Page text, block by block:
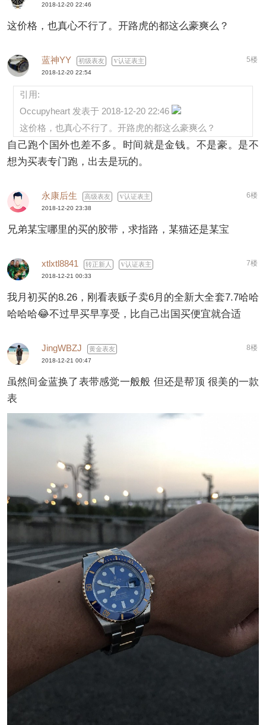
2018-12-20 22:46
这价格，也真心不行了。开路虎的都这么豪爽么？
蓝神YY 初级表友 认证表主 5楼
2018-12-20 22:54
引用:
Occupyheart 发表于 2018-12-20 22:46
这价格，也真心不行了。开路虎的都这么豪爽么？
自己跑个国外也差不多。时间就是金钱。不是豪。是不
想为买表专门跑，出去是玩的。
永康后生 高级表友 认证表主 6楼
2018-12-20 23:38
兄弟某宝哪里的买的胶带，求指路，某猫还是某宝
xtlxtl8841 转正新人 认证表主 7楼
2018-12-21 00:33
我月初买的8.26，刚看表贩子卖6月的全新大全套7.7哈哈
哈哈哈😂不过早买早享受，比自己出国买便宜就合适
JingWBZJ 黄金表友 8楼
2018-12-21 00:47
虽然间金蓝换了表带感觉一般般 但还是帮顶 很美的一款
表